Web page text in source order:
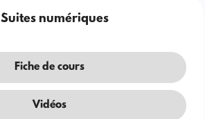
Suites numériques
Fiche de cours
Vidéos